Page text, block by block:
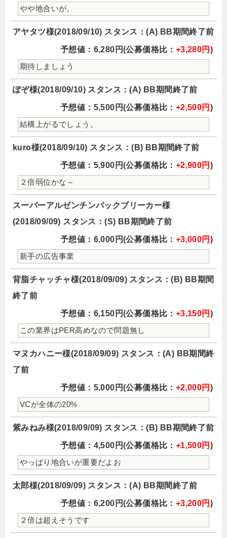
やや地合いが。
アヤタツ様(2018/09/10) スタンス：(A) BB期間終了前
予想値：6,280円(公募価格比： +3,280円 )
期待しましょう
ぽぞ様(2018/09/10) スタンス：(A) BB期間終了前
予想値：5,500円(公募価格比： +2,500円 )
結構上がるでしょう。
kuro様(2018/09/10) スタンス：(B) BB期間終了前
予想値：5,900円(公募価格比： +2,900円 )
２倍弱位かな～
スーパーアルゼンチンバックブリーカー様
(2018/09/09) スタンス：(S) BB期間終了前
予想値：6,000円(公募価格比： +3,000円 )
新手の広告事業
背脂チャッチャ様(2018/09/09) スタンス：(B) BB期間
終了前
予想値：6,150円(公募価格比： +3,150円 )
この業界はPER高めなので問題無し
マヌカハニー様(2018/09/09) スタンス：(A) BB期間終
了前
予想値：5,000円(公募価格比： +2,000円 )
VCが全体の20%
紫みねみ様(2018/09/09) スタンス：(B) BB期間終了前
予想値：4,500円(公募価格比： +1,500円 )
やっぱり地合いが重要だよお
太郎様(2018/09/09) スタンス：(A) BB期間終了前
予想値：6,200円(公募価格比： +3,200円 )
２倍は超えそうです